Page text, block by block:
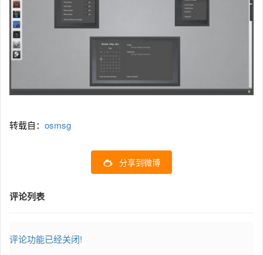
转载自： osmsg
分享到微博
评论列表
评论功能已经关闭!